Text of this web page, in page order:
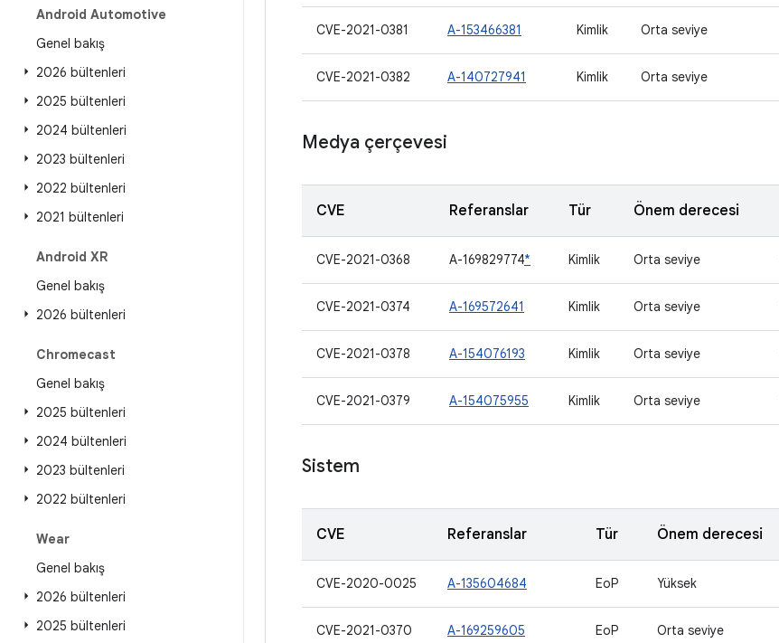
Android Automotive
Genel bakış
2026 bültenleri
2025 bültenleri
2024 bültenleri
2023 bültenleri
2022 bültenleri
2021 bültenleri
Android XR
Genel bakış
2026 bültenleri
Chromecast
Genel bakış
2025 bültenleri
2024 bültenleri
2023 bültenleri
2022 bültenleri
Wear
Genel bakış
2026 bültenleri
2025 bültenleri
CVE-2021-0381 A-153466381 Kimlik Orta seviye
CVE-2021-0382 A-140727941 Kimlik Orta seviye
Medya çerçevesi
CVE Referanslar Tür Önem derecesi
CVE-2021-0368 A-169829774* Kimlik Orta seviye
CVE-2021-0374 A-169572641 Kimlik Orta seviye
CVE-2021-0378 A-154076193 Kimlik Orta seviye
CVE-2021-0379 A-154075955 Kimlik Orta seviye
Sistem
CVE Referanslar Tür Önem derecesi
CVE-2020-0025 A-135604684 EoP Yüksek
CVE-2021-0370 A-169259605 EoP Orta seviye